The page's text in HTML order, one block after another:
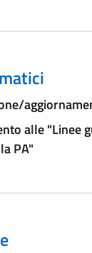
alle "Linee
PA"